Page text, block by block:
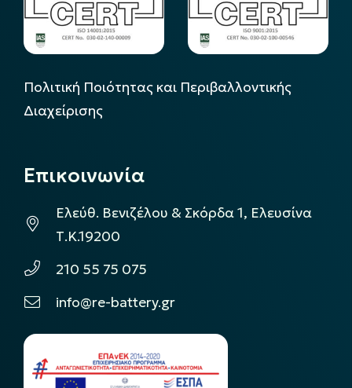
Πολιτική Ποιότητας και Περιβαλλοντικής
Διαχείρισης
Επικοινωνία
Ελεύθ. Βενιζέλου & Σκόρδα 1, Ελευσίνα
Τ.Κ.19200
210 55 75 075
info@re-battery.gr